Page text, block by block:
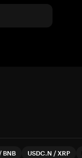
/ BNB USDC.N / XRP